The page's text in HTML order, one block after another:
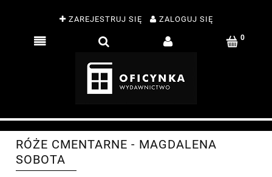
ZAREJESTRUJ SIĘ ZALOGUJ SIĘ
RÓŻE CMENTARNE - MAGDALENA
SOBOTA